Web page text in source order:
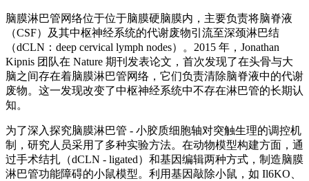
脑膜淋巴管网络位于位于脑膜硬脑膜内，主要负责将脑脊液
（CSF）及其中枢神经系统的代谢废物引流至深颈淋巴结
（dCLN：deep cervical lymph nodes）。2015 年，Jonathan
Kipnis 团队在 Nature 期刊发表论文，首次发现了在头骨与大
脑之间存在着脑膜淋巴管网络，它们负责清除脑脊液中的代谢
废物。这一发现改变了中枢神经系统中不存在淋巴管的长期认
知。
为了深入探究脑膜淋巴管 - 小胶质细胞轴对突触生理的调控机
制，研究人员采用了多种实验方法。在动物模型构建方面，通
过手术结扎（dCLN - ligated）和基因编辑两种方式，制造脑膜
淋巴管功能障碍的小鼠模型。利用基因敲除小鼠，如 Il6KO、